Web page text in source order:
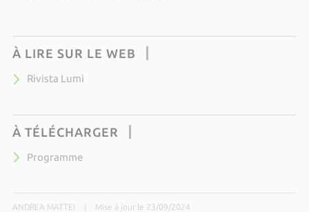
À LIRE SUR LE WEB
Rivista Lumi
À TÉLÉCHARGER
Programme
ANDREA MATTEI Mise à jour le 23/09/2024